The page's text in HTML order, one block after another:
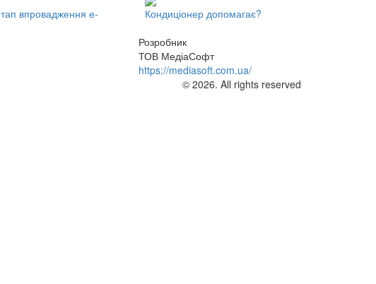
впровадження е-
Кондиціонер допомагає?
Розробник
ТОВ МедіаСофт
https://mediasoft.com.ua/
© 2026. All rights reserved